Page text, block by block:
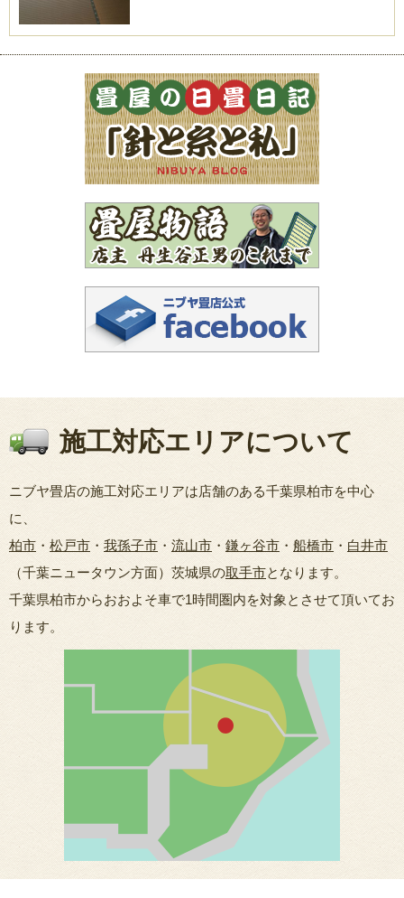
施工対応エリアについて
ニブヤ畳店の施工対応エリアは店舗のある千葉県柏市を中心
に、
柏市・松戸市・我孫子市・流山市・鎌ヶ谷市・船橋市・白井市
（千葉ニュータウン方面）茨城県の取手市となります。
千葉県柏市からおおよそ車で1時間圏内を対象とさせて頂いてお
ります。